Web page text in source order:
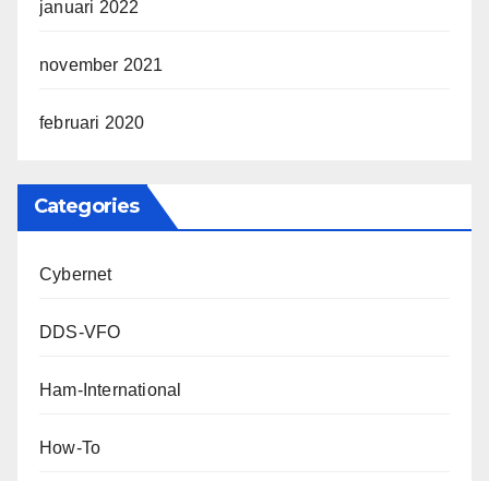
januari 2022
november 2021
februari 2020
Categories
Cybernet
DDS-VFO
Ham-International
How-To